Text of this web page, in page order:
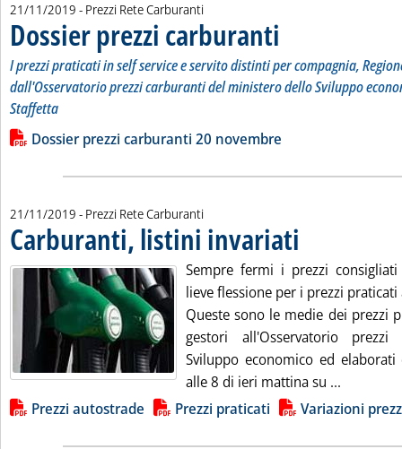
21/11/2019 - Prezzi Rete Carburanti
Dossier prezzi carburanti
I prezzi praticati in self service e servito distinti per compagnia,
dall'Osservatorio prezzi carburanti del ministero dello Sviluppo
Staffetta
Leggi tutta la notizia: 'Dossier prezzi carburanti'
Lista allegati PDF alla notizia
Dossier prezzi carburanti 20 novembre
21/11/2019 - Prezzi Rete Carburanti
Carburanti, listini invariati
Sempre fermi i prezzi
lieve flessione per i prezzi
Queste sono le medie dei prezzi
gestori all'Osservatorio
Sviluppo economico ed
alle 8 di ieri mattina su ...
Lista allegati PDF alla notizia
Prezzi autostrade Prezzi praticati Variazioni